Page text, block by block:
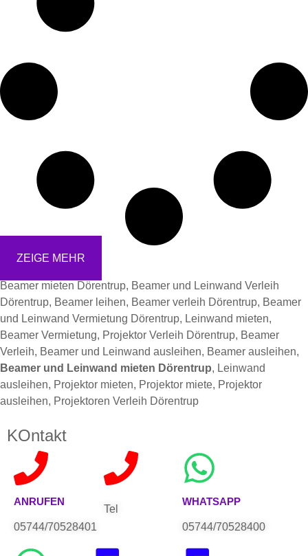
ZEIGE MEHR
Beamer mieten Dörentrup, Beamer und Leinwand Verleih
Dörentrup, Beamer leihen, Beamer verleih Dörentrup, Beamer
und Leinwand Vermietung Dörentrup, Leinwand mieten,
Beamer Vermietung, Projektor Verleih Dörentrup, Beamer
Verleih, Beamer und Leinwand ausleihen, Beamer ausleihen,
Beamer und Leinwand mieten Dörentrup, Leinwand
ausleihen, Projektor mieten, Projektor miete, Projektor
ausleihen, Projektoren Verleih Dörentrup
KOntakt
ANRUFEN
05744/70528401
Tel
WHATSAPP
05744/70528400